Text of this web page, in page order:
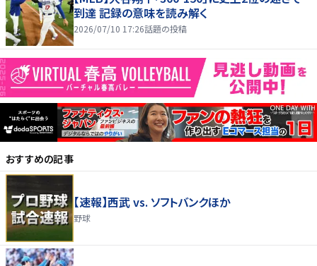
到達 記録の意味を読み解く
2026/07/10 17:26話題の投稿
おすすめの記事
【速報】西武 vs. ソフトバンクほか
野球